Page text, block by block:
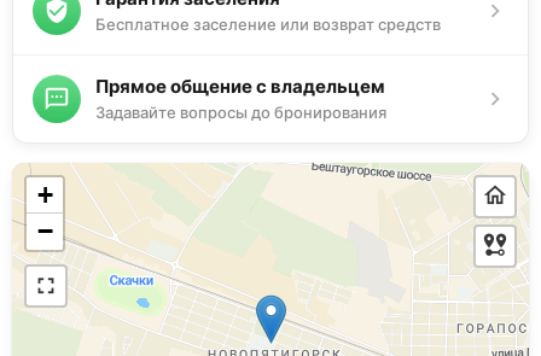
+
−
Бесплатное заселение или возврат средств
Прямое общение с владельцем
Задавайте вопросы до бронирования